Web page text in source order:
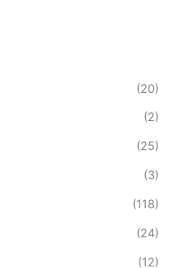
(20)
(2)
(25)
(3)
(118)
(24)
(12)